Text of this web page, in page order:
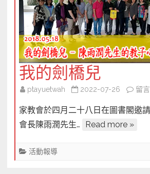
恆
的
愛
送
給
大
媽
我的劍橋兒
ptayuetwah 2022-07-26
在
的
留
家教會於四月二十八日在圖書閣邀
會長陳雨潤先生…
Read more »
活動報導